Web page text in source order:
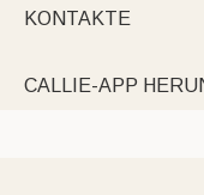
KONTAKTE
CALLIE-APP